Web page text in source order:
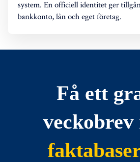
system. En officiell identitet ger
bankkonto, lån och eget företag.
Få ett
veckobrev